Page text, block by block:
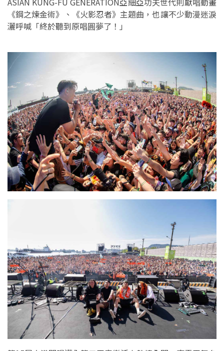
《鋼之煉金術》、《火影忍者》主題曲，也讓不少動漫迷淚
灑呼喊「終於聽到原唱圓夢了！」